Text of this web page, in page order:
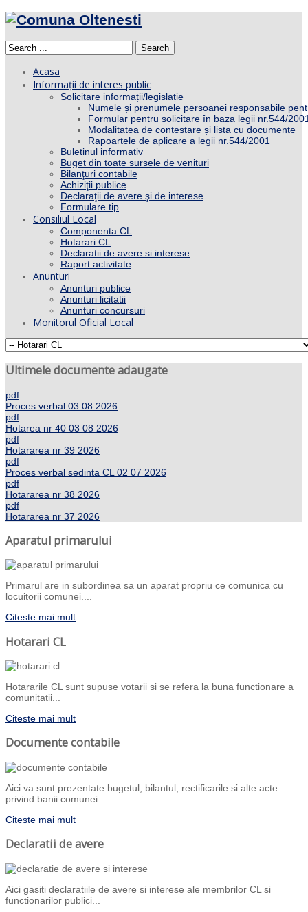
Search
Acasa
Informații de interes public
Solicitare informații/legislație
Numele și prenumele persoanei responsabile
Formular pentru solicitare în baza legii nr.544/
Modalitatea de contestare și lista cu documente
Rapoartele de aplicare a legii nr.544/2001
Buletinul informativ
Buget din toate sursele de venituri
Bilanţuri contabile
Achiziţii publice
Declaraţii de avere şi de interese
Formulare tip
Consiliul Local
Componenta CL
Hotarari CL
Declaratii de avere si interese
Raport activitate
Anunturi
Anunturi publice
Anunturi licitatii
Anunturi concursuri
Monitorul Oficial Local
Ultimele documente adaugate
pdf
Proces verbal 03 08 2026
pdf
Hotarea nr 40 03 08 2026
pdf
Hotararea nr 39 2026
pdf
Proces verbal sedinta CL 02 07 2026
pdf
Hotararea nr 38 2026
pdf
Hotararea nr 37 2026
Aparatul primarului
Primarul are in subordinea sa un aparat propriu ce comunica cu
locuitorii comunei....
Citeste mai mult
Hotarari CL
Hotararile CL sunt supuse votarii si se refera la buna functionare a
comunitatii...
Citeste mai mult
Documente contabile
Aici va sunt prezentate bugetul, bilantul, rectificarile si alte acte
privind banii comunei
Citeste mai mult
Declaratii de avere
Aici gasiti declaratiile de avere si interese ale membrilor CL si
functionarilor publici...